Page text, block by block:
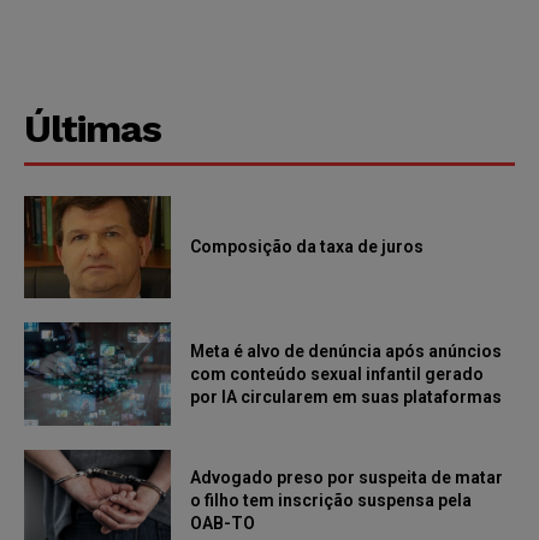
Últimas
Composição da taxa de juros
Meta é alvo de denúncia após anúncios
com conteúdo sexual infantil gerado
por IA circularem em suas plataformas
Advogado preso por suspeita de matar
o filho tem inscrição suspensa pela
OAB-TO